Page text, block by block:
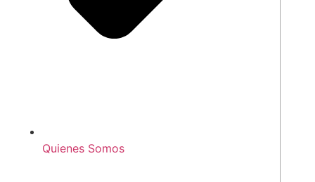
Quienes Somos